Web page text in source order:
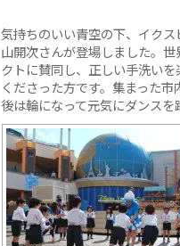
気持ちのいい青空の下、イク
山開次さんが登場しました。
クトに賛同し、正しい手洗い
くださった方です。集まった
後は輪になって元気にダンスを